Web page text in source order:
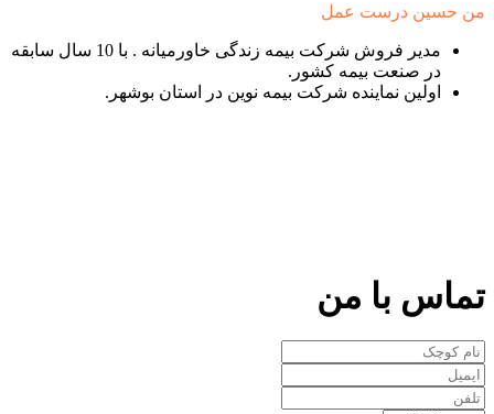
من حسین درست عمل
مدیر فروش شرکت بیمه زندگی خاورمیانه . با 10 سال سابقه
در صنعت بیمه کشور.
اولین نماینده شرکت بیمه نوین در استان بوشهر.
تماس با من